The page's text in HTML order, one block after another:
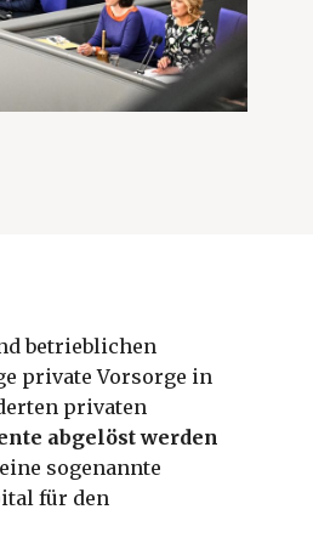
betrieblichen
private Vorsorge in
privaten
abgelöst werden
sogenannte
für den